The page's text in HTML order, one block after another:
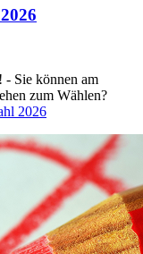
Sie können am
zum Wählen?
2026